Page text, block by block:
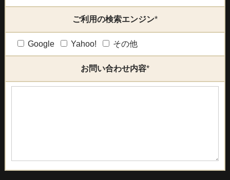
ご利用の検索エンジン*
Google Yahoo! その他
お問い合わせ内容*